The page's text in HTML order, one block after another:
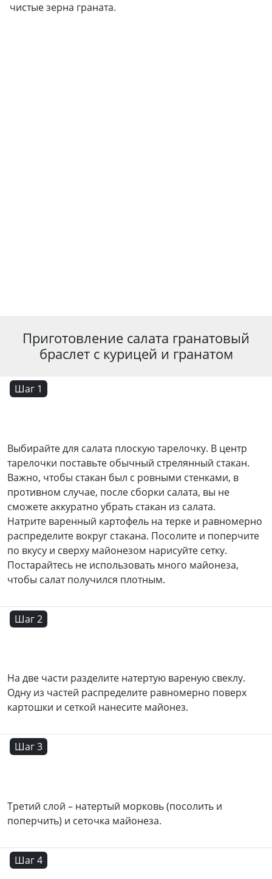
чистые зерна граната.
Приготовление салата гранатовый
браслет с курицей и гранатом
Шаг 1
Выбирайте для салата плоскую тарелочку. В центр
тарелочки поставьте обычный стрелянный стакан.
Важно, чтобы стакан был с ровными стенками, в
противном случае, после сборки салата, вы не
сможете аккуратно убрать стакан из салата.
Натрите варенный картофель на терке и равномерно
распределите вокруг стакана. Посолите и поперчите
по вкусу и сверху майонезом нарисуйте сетку.
Постарайтесь не использовать много майонеза,
чтобы салат получился плотным.
Шаг 2
На две части разделите натертую вареную свеклу.
Одну из частей распределите равномерно поверх
картошки и сеткой нанесите майонез.
Шаг 3
Третий слой – натертый морковь (посолить и
поперчить) и сеточка майонеза.
Шаг 4